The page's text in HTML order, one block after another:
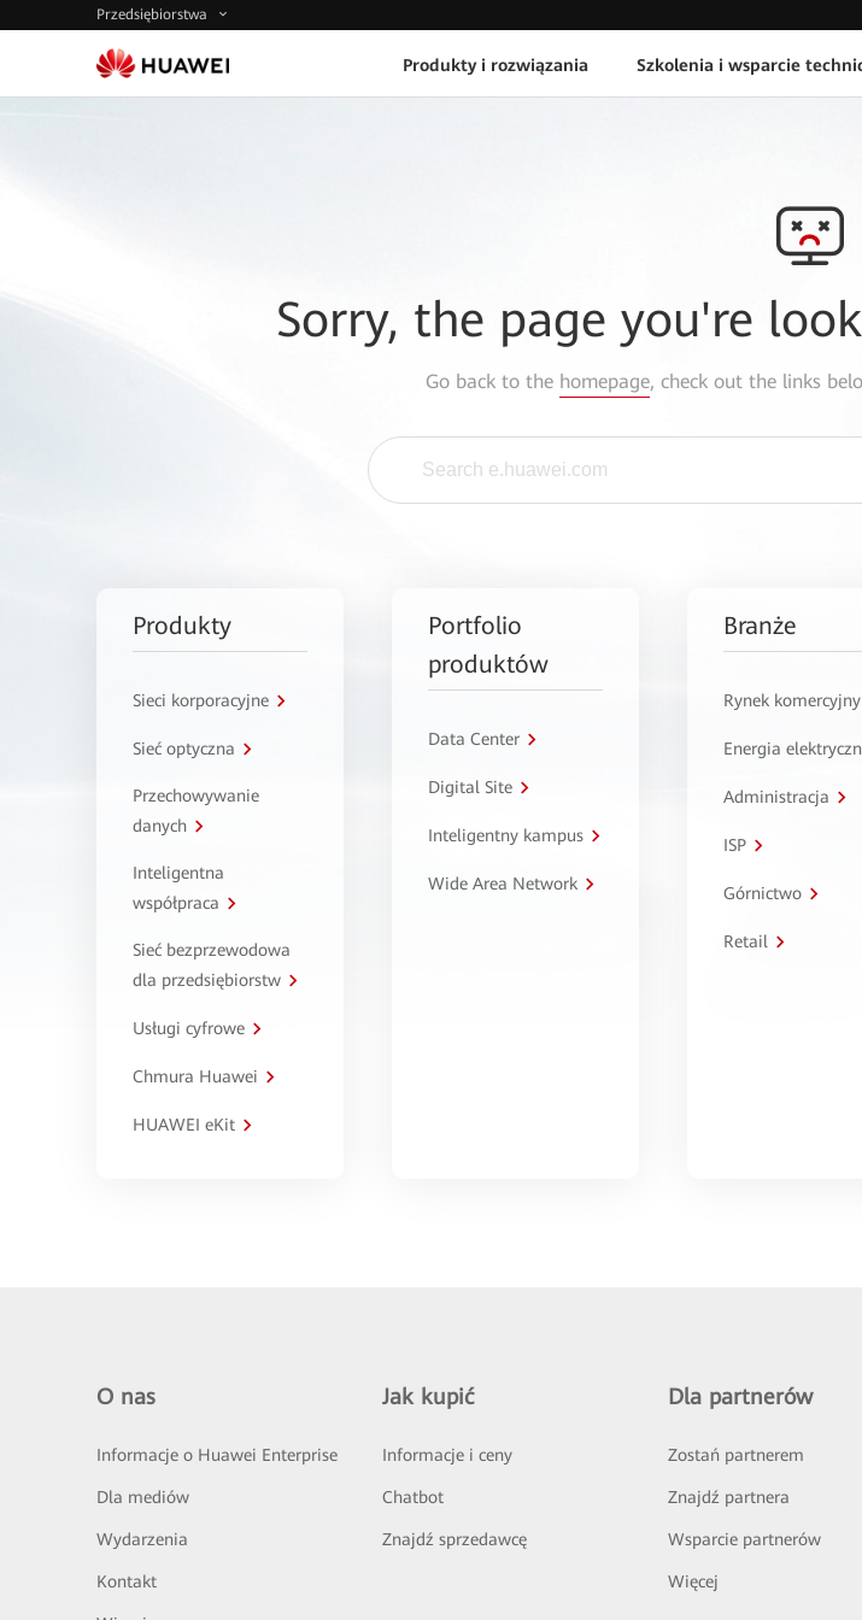
Przedsiębiorstwa
Produkty i rozwiązania Szkolenia i wsparcie
Sorry, the page you're
Go back to the homepage, check out the links
Produkty
Sieci korporacyjne
Sieć optyczna
Przechowywanie
danych
Inteligentna
współpraca
Sieć bezprzewodowa
dla przedsiębiorstw
Usługi cyfrowe
Chmura Huawei
HUAWEI eKit
Portfolio
produktów
Data Center
Digital Site
Inteligentny kampus
Wide Area Network
Branże
Rynek komercyjny
Energia
Administracja
ISP
Górnictwo
Retail
O nas
Informacje o Huawei Enterprise
Dla mediów
Wydarzenia
Kontakt
Jak kupić
Informacje i ceny
Chatbot
Znajdź sprzedawcę
Dla partnerów
Zostań partnerem
Znajdź partnera
Wsparcie partnerów
Więcej